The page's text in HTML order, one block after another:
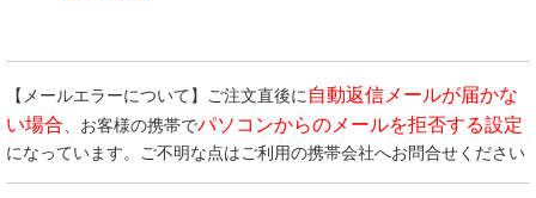
【メールエラーについて】ご注文直後に 自動返信メールが届かな
い場合 、お客様の携帯でパソコンからのメールを拒否する設定
になっています。ご不明な点はご利用の携帯会社へお問合せください